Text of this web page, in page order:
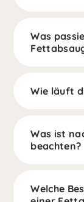
Was
Wie läuft
Was ist
beachten?
Welche